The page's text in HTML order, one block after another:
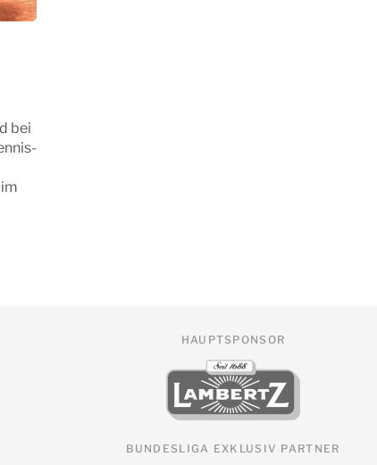
bei
HAUPTSPONSOR
BUNDESLIGA EXKLUSIV PARTNER